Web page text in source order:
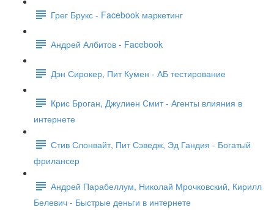
Грег Брукс - Facebook маркетинг
Андрей Албитов - Facebook
Дэн Сирокер, Пит Кумен - АБ тестирование
Крис Броган, Джулиен Смит - Агенты влияния в
интернете
Стив Слонвайт, Пит Сэведж, Эд Гандия - Богатый
фрилансер
Андрей Парабеллум, Николай Мрочковский, Кирилл
Белевич - Быстрые деньги в интернете